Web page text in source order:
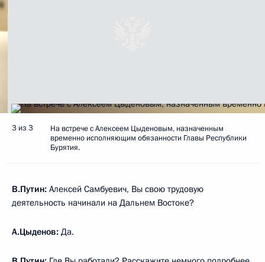
3 из 3
На встрече с Алексеем Цыденовым, назначенным
временно исполняющим обязанности Главы Республики
Бурятия.
В.Путин: Алексей Самбуевич, Вы свою трудовую
деятельность начинали на Дальнем Востоке?
А.Цыденов: Да.